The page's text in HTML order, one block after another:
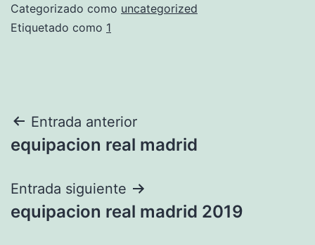
Categorizado como uncategorized
Etiquetado como 1
Navegación
de
entradas
Entrada anterior
equipacion real madrid
Entrada siguiente
equipacion real madrid 2019